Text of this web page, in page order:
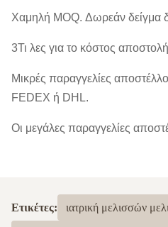
Χαμηλή MOQ. Δωρεάν δείγμα
3Τι λες για το κόστος
Μικρές παραγγελίες
FEDEX ή DHL.
Οι μεγάλες παραγγελίες
Ετικέτες: ιατρική μελισσών